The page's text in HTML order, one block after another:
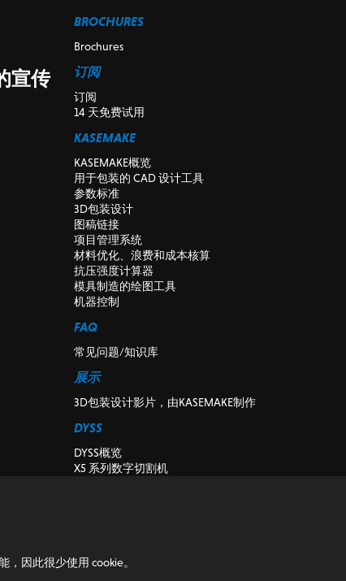
宣传
BROCHURES
Brochures
订阅
订阅
14 天免费试用
KASEMAKE
KASEMAKE概览
用于包装的 CAD 设计工具
参数标准
3D包装设计
图稿链接
项目管理系统
材料优化、浪费和成本核算
抗压强度计算器
模具制造的绘图工具
机器控制
FAQ
常见问题/知识库
展示
3D包装设计影片，由KASEMAKE制作
DYSS
DYSS概览
X5 系列数字切割机
博客
，因此很少使用 cookie。